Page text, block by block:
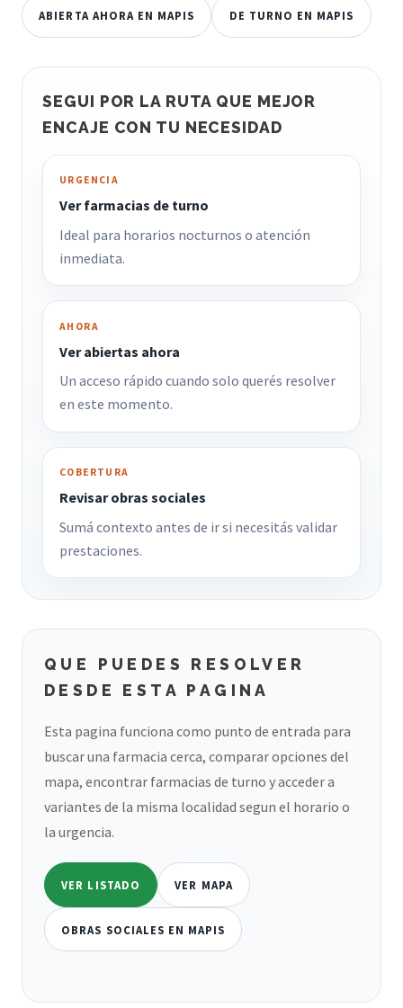
ABIERTA AHORA EN MAPIS DE TURNO EN MAPIS
SEGUI POR LA RUTA QUE MEJOR
ENCAJE CON TU NECESIDAD
URGENCIA
Ver farmacias de turno
Ideal para horarios nocturnos o atención
inmediata.
AHORA
Ver abiertas ahora
Un acceso rápido cuando solo querés resolver
en este momento.
COBERTURA
Revisar obras sociales
Sumá contexto antes de ir si necesitás validar
prestaciones.
QUE PUEDES RESOLVER
DESDE ESTA PAGINA
Esta pagina funciona como punto de entrada para
buscar una farmacia cerca, comparar opciones del
mapa, encontrar farmacias de turno y acceder a
variantes de la misma localidad segun el horario o
la urgencia.
VER LISTADO VER MAPA
OBRAS SOCIALES EN MAPIS